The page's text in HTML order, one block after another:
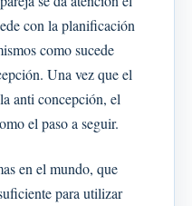
con la planificación
como sucede
Una vez que el
anti concepción, el
el paso a seguir.
en el mundo, que
para utilizar